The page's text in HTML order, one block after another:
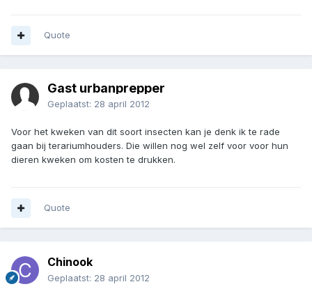
Quote
Gast urbanprepper
Geplaatst: 28 april 2012
Voor het kweken van dit soort insecten kan je denk ik te rade
gaan bij terariumhouders. Die willen nog wel zelf voor voor hun
dieren kweken om kosten te drukken.
Quote
Chinook
Geplaatst: 28 april 2012